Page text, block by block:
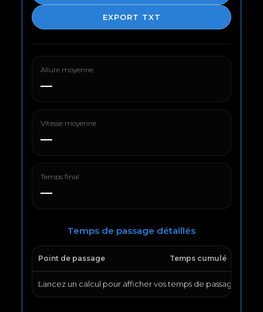
EXPORT TXT
Allure moyenne
—
Vitesse moyenne
—
Temps final
—
Temps de passage détaillés
Point de passage Temps cumulé
Lancez un calcul pour afficher vos temps de passage.